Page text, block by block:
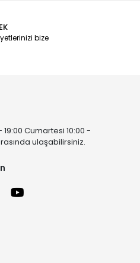
bize
Cumartesi 10:00 -
ulaşabilirsiniz.